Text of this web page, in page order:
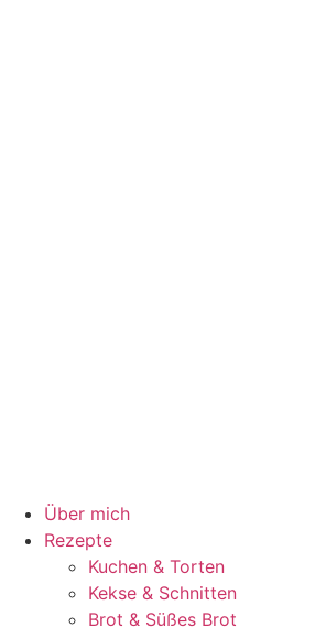
Über mich
Rezepte
Kuchen & Torten
Kekse & Schnitten
Brot & Süßes Brot